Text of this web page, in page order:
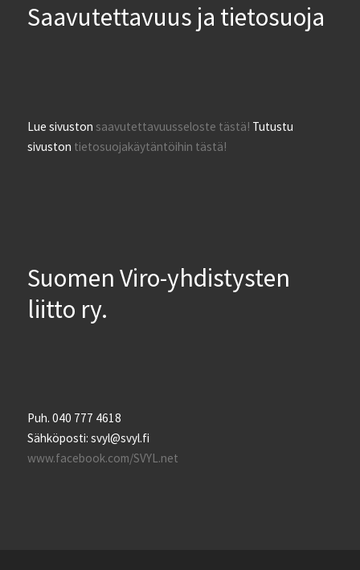
Saavutettavuus ja tietosuoja
Lue sivustonsaavutettavuusseloste tästä! Tutustu
sivuston tietosuojakäytäntöihin tästä!
Suomen Viro-yhdistysten
liitto ry.
Puh. 040 777 4618
Sähköposti: svyl@svyl.fi
www.facebook.com/SVYL.net